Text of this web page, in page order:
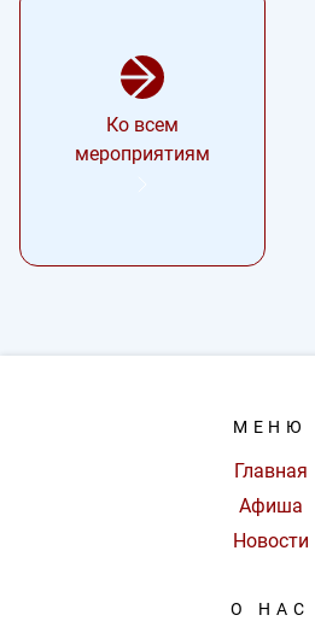
Ко всем
мероприятиям
МЕНЮ
Главная
Афиша
Новости
О НАС